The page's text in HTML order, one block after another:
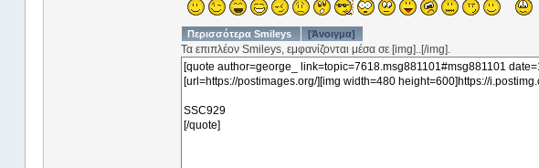
Περισσότερα Smileys [Άνοιγμα]
Τα επιπλέον Smileys, εμφανίζονται μέσα σε [img]..[/img].